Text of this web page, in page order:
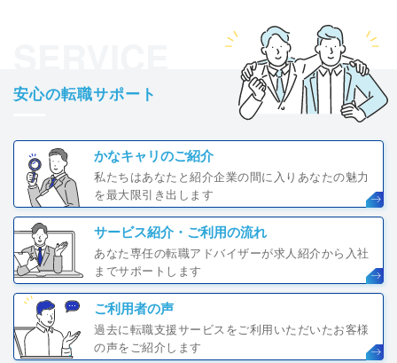
安心の転職サポート
かなキャリのご紹介
私たちはあなたと紹介企業の間に入りあなたの魅力
を最大限引き出します
サービス紹介・ご利用の流れ
あなた専任の転職アドバイザーが求人紹介から入社
までサポートします
ご利用者の声
過去に転職支援サービスをご利用いただいたお客様
の声をご紹介します